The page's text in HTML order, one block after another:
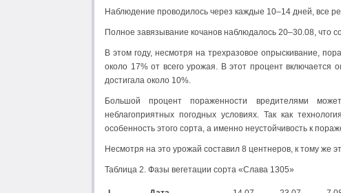
Наблюдение проводилось через каждые 10–14 дней, все
Полное завязывание кочанов наблюдалось 20–30.08, что
В этом году, несмотря на трехразовое опрыскивание,
около 17% от всего урожая. В этот процент включается
достигала около 10%.
Большой процент пораженности вредителями
неблагоприятных погодных условиях. Так как
особенность этого сорта, а именно неустойчивость к
Несмотря на это урожай составил 8 центнеров, к тому же
Таблица 2. Фазы вегетации сорта «Слава 1305»